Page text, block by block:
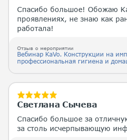
Спасибо большое! Обожаю
проявлениях, не знаю как
работала!
Отзыв о мероприятии
Вебинар KaVo. Конструкции на
профессиональная гигиена и
Светлана Сычева
Спасибо большое за
за столь исчерпывающую